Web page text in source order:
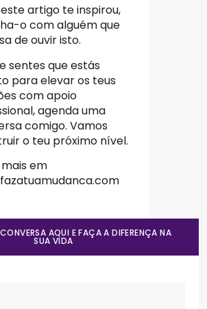
este artigo te inspirou,
o com alguém que
de ouvir isto.
sentes que estás
para elevar os teus
com apoio
agenda uma
comigo. Vamos
o teu próximo nível.
em
AQUI E FAÇA A DIFERENÇA NA
SUA VIDA